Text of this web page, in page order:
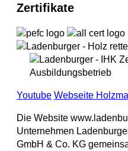
Zertifikate
Youtube Webseite
Die Website
Unternehmen
GmbH & Co. KG